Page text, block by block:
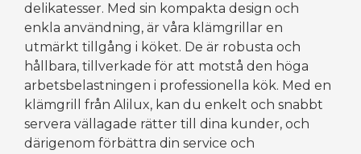
delikatesser. Med sin kompakta design och
enkla användning, är våra klämgrillar en
utmärkt tillgång i köket. De är robusta och
hållbara, tillverkade för att motstå den höga
arbetsbelastningen i professionella kök. Med en
klämgrill från Alilux, kan du enkelt och snabbt
servera vällagade rätter till dina kunder, och
därigenom förbättra din service och